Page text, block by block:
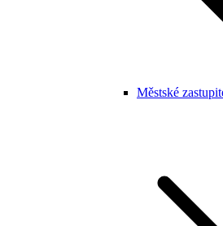
Městské